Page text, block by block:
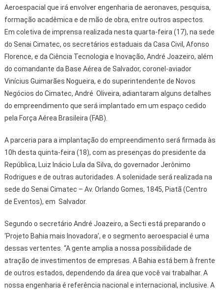
Aeroespacial que irá envolver engenharia de aeronaves, pesquisa,
formação acadêmica e de mão de obra, entre outros aspectos.
Em coletiva de imprensa realizada nesta quarta-feira (17), na sede
do Senai Cimatec, os secretários estaduais da Casa Civil, Afonso
Florence, e da Ciência Tecnologia e Inovação, André Joazeiro, além
do comandante da Base Aérea de Salvador, coronel-aviador
Vinícius Guimarães Nogueira, e do superintendente de Novos
Negócios do Cimatec, André Oliveira, adiantaram alguns detalhes
do empreendimento que será implantado em um espaço cedido
pela Força Aérea Brasileira (FAB).
A parceria para a implantação do empreendimento será firmada às
10h desta quinta-feira (18), com as presenças do presidente da
República, Luiz Inácio Lula da Silva, do governador Jerônimo
Rodrigues e de outras autoridades. A solenidade será realizada na
sede do Senai Cimatec – Av. Orlando Gomes, 1845, Piatã (Centro
de Eventos), em Salvador.
Segundo o secretário André Joazeiro, a Secti está preparando o
‘Projeto Bahia mais Inovadora’, e o segmento aeroespacial é uma
dessas vertentes. “A gente amplia a nossa possibilidade de
atração de investimentos de empresas. A Bahia está bem à frente
de outros estados, dependendo da área que você vai trabalhar. A
nossa engenharia é referência nacional e internacional, inclusive. A